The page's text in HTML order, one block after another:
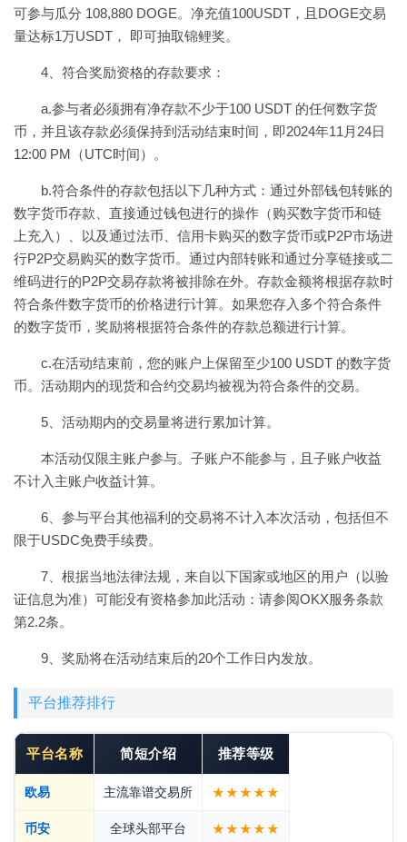
可参与瓜分 108,880 DOGE。净充值100USDT，且DOGE交易
量达标1万USDT， 即可抽取锦鲤奖。
4、符合奖励资格的存款要求：
a.参与者必须拥有净存款不少于100 USDT 的任何数字货
币，并且该存款必须保持到活动结束时间，即2024年11月24日
12:00 PM（UTC时间）。
b.符合条件的存款包括以下几种方式：通过外部钱包转账的
数字货币存款、直接通过钱包进行的操作（购买数字货币和链
上充入）、以及通过法币、信用卡购买的数字货币或P2P市场进
行P2P交易购买的数字货币。通过内部转账和通过分享链接或二
维码进行的P2P交易存款将被排除在外。存款金额将根据存款时
符合条件数字货币的价格进行计算。如果您存入多个符合条件
的数字货币，奖励将根据符合条件的存款总额进行计算。
c.在活动结束前，您的账户上保留至少100 USDT 的数字货
币。活动期内的现货和合约交易均被视为符合条件的交易。
5、活动期内的交易量将进行累加计算。
本活动仅限主账户参与。子账户不能参与，且子账户收益
不计入主账户收益计算。
6、参与平台其他福利的交易将不计入本次活动，包括但不
限于USDC免费手续费。
7、根据当地法律法规，来自以下国家或地区的用户（以验
证信息为准）可能没有资格参加此活动：请参阅OKX服务条款
第2.2条。
9、奖励将在活动结束后的20个工作日内发放。
平台推荐排行
平台名称 简短介绍 推荐等级
欧易 主流靠谱交易所 ★★★★★
币安 全球头部平台 ★★★★★